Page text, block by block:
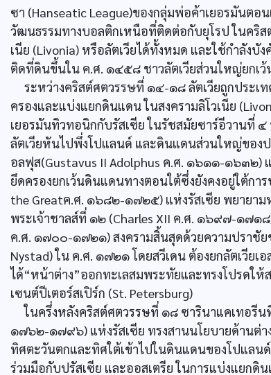
ซา (Hanseatic League)ของกลุ่มพ่อค้าเยอรมันต
วัฒนธรรมทางบอลติกเหนือที่ติดต่อกับยุโรป ในคริ
เนีย (Livonia) หรือลัตเวียได้ทั้งหมด และใช้กำลัง
ติดที่ดินขึ้นใน ค.ศ. ๑๔๕๘ ชาวลัตเวียส่วนใหญ่ยกเ
ระหว่างคริสต์ศตวรรษที่ ๑๔-๑๘ ลัตเวียถูกประเ
ครองและแบ่งแยกดินแดน ในสงครามลิโวเนีย
เยอรมันทิวทอนิกกับรัสเซีย ในรัชสมัยซาร์อีวานที่
ลัตเวียหันไปพึ่งโปแลนด์ และดินแดนส่วนใหญ่ของ
อลฟุส(Gustavus II Adolphus ค.ศ. ๑๖๑๑-๑๖๓๒)
ยึดครองยกเว้นดินแดนทางตอนใต้ซึ่งยังคงอยู่ใต้กา
the Greatค.ศ. ๑๖๘๒-๑๗๒๕) แห่งรัสเซีย พยายาม
พระเจ้าชาลส์ที่ ๑๒ (Charles XII ค.ศ. ๑๖๙๗-๑๗๑
ค.ศ. ๑๗๐๐-๑๗๒๑) สงครามสิ้นสุดด้วยความปราชั
Nystad) ใน ค.ศ. ๑๗๒๑ โดยสวีเดน ต้องยกลัตเวียเ
ได้“หน้าต่าง”ออกทะเลสมพระทัยและทรงโปรดให้
เซนต์ปีเตอร์สเปิร์ก (St. Petersburg)
ในครึ่งหลังคริสต์ศตวรรษที่ ๑๘ ซารินาแคเทอรีน
๑๗๖๒-๑๗๙๖) แห่งรัสเซีย ทรงสานนโยบายด้านต่า
ทิศตะวันตกและทิศใต้เข้าไปในดินแดนของโปแลน
ร่วมมือกับปรัสเซีย และออสเตรีย ในการแบ่งแยก